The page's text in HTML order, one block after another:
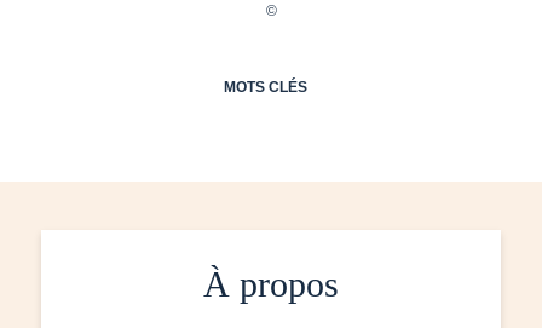
MOTS CLÉS
À propos